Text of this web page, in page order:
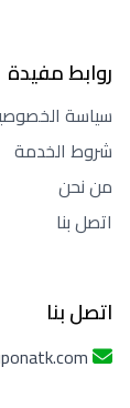
روابط مفيدة
سياسة
شروط الخدمة
من نحن
اتصل بنا
اتصل بنا